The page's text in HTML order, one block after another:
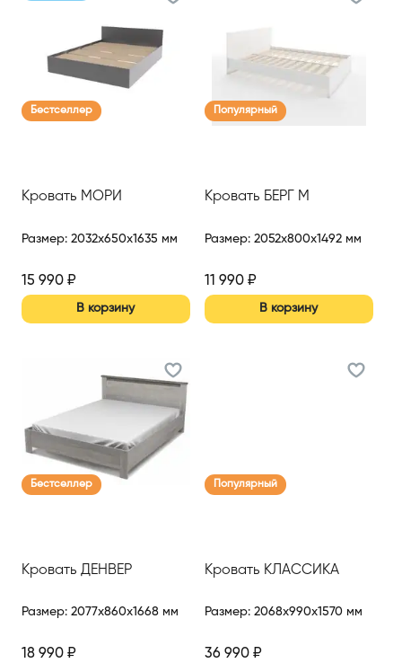
Бестселлер
Кровать МОРИ
Размер: 2032x650x1635 мм
15 990 ₽
В корзину
Популярный
Кровать БЕРГ М
Размер: 2052x800x1492 мм
11 990₽
В корзину
Бестселлер
Кровать ДЕНВЕР
Размер: 2077x860x1668 мм
18 990 ₽
Популярный
Кровать КЛАССИКА
Размер: 2068x990x1570 мм
36 990₽